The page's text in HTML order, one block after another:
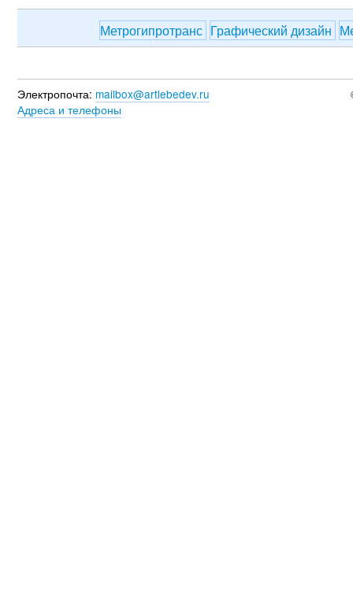
Метрогипротранс Графический дизайн
Электропочта: mailbox@artlebedev.ru
Адреса и телефоны